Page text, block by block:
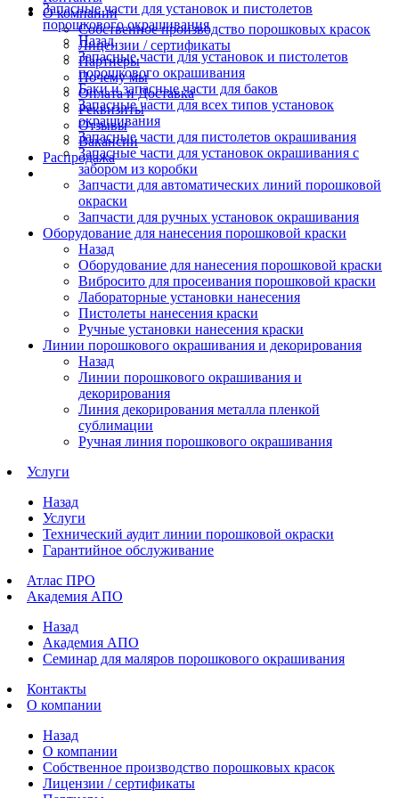
О компании
Собственное производство порошковых красок
Лицензии / сертификаты
Партнеры
Почему мы
Оплата и Доставка
Реквизиты
Отзывы
Вакансии
Распродажа
Запасные части для установок и пистолетов
порошкового окрашивания
Назад
Запасные части для установок и пистолетов
порошкового окрашивания
Баки и запасные части для баков
Запасные части для всех типов установок
окрашивания
Запасные части для пистолетов окрашивания
Запасные части для установок окрашивания с
забором из коробки
Запчасти для автоматических линий порошковой
окраски
Запчасти для ручных установок окрашивания
Оборудование для нанесения порошковой краски
Назад
Оборудование для нанесения порошковой краски
Вибросито для просеивания порошковой краски
Лабораторные установки нанесения
Пистолеты нанесения краски
Ручные установки нанесения краски
Линии порошкового окрашивания и декорирования
Назад
Линии порошкового окрашивания и
декорирования
Линия декорирования металла пленкой
сублимации
Ручная линия порошкового окрашивания
Услуги
Назад
Услуги
Технический аудит линии порошковой окраски
Гарантийное обслуживание
Атлас ПРО
Академия АПО
Назад
Академия АПО
Семинар для маляров порошкового окрашивания
Контакты
О компании
Назад
О компании
Собственное производство порошковых красок
Лицензии / сертификаты